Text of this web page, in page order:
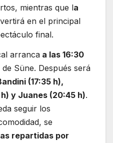
mientras que la
en el principal
final.
arranca a las 16:30
Süne. Después será
(17:35 h),
y Juanes (20:45 h).
seguir los
se
repartidas por